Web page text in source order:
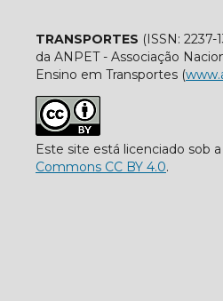
TRANSPORTES (ISSN:
da ANPET - Associação
Ensino em Transportes (
Este site está licenciado sob
Commons CC BY 4.0.